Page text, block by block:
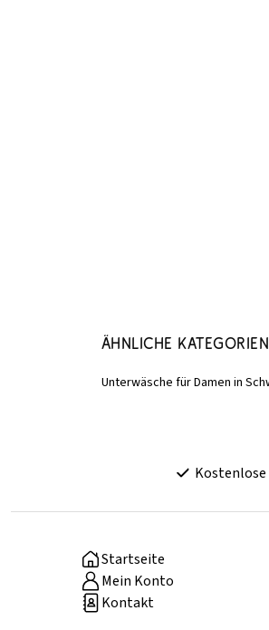
Ähnliche Kategorien
Unterwäsche für Damen in
Kostenlose
Startseite
Mein Konto
Kontakt